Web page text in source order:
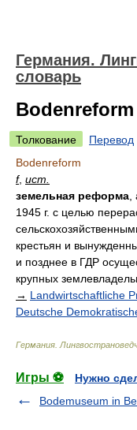
Германия.
словарь
Bodenreform
Толкование
Перевод
Bodenreform
f, ист.
земельная реформа
1945 г. с целью
крестьян и
и позднее в ГДР
крупных
→ Landwirtschaftliche
Deutsche
Германия.
Игры ⚽
Нужно
Bodemuseum in